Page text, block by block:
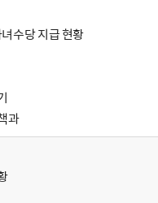
수당 지급 현황
과